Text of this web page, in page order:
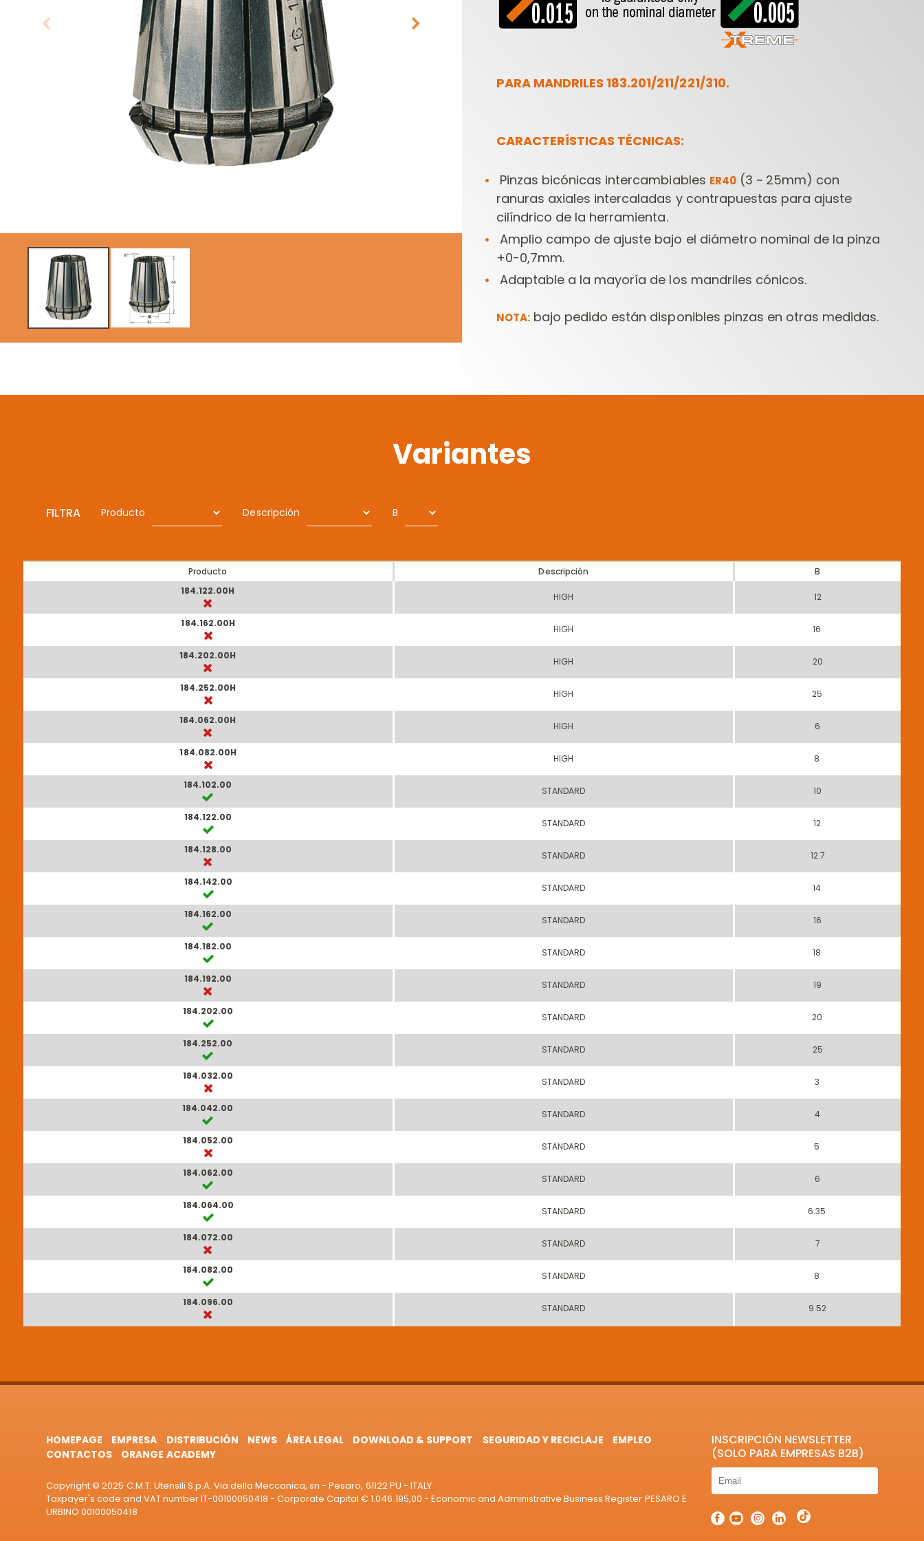
SIERRAS CIRCULARES
HOJAS DE SIERRAS
SABLES
ESTUCHES DE
FRESADORAS
FRESAS
FRESADORAS
TALADRADORAS
PARA MANDRILES 183.201/211/221/310.
CARACTERÍSTICAS TÉCNICAS:
Pinzas bicónicas intercambiables ER40(3 ~ 25mm) con
ranuras axiales intercaladas y contrapuestas para ajuste
cilíndrico de la herramienta.
Amplio campo de ajuste bajo el diámetro nominal de la pinza
+0-0,7mm.
Adaptable a la mayoría de los mandriles cónicos.
NOTA: bajo pedido están disponibles pinzas en otras medidas.
Variantes
FILTRA Producto Descripción B
Producto Descripción
B
184.122.00H
HIGH 12
184.162.00H
HIGH 16
184.202.00H
HIGH 20
184.252.00H
HIGH 25
184.062.00H
HIGH 6
184.082.00H
HIGH 8
184.102.00
STANDARD 10
184.122.00
STANDARD 12
184.128.00
STANDARD 12.7
184.142.00
STANDARD 14
184.162.00
STANDARD 16
184.182.00
STANDARD 18
184.192.00
STANDARD 19
184.202.00
STANDARD 20
184.252.00
STANDARD 25
184.032.00
STANDARD 3
184.042.00
STANDARD 4
184.052.00
STANDARD 5
184.062.00
STANDARD 6
184.064.00
STANDARD 6.35
184.072.00
STANDARD 7
184.082.00
STANDARD 8
184.096.00
STANDARD 9.52
HOMEPAGE EMPRESA DISTRIBUCIÓN NEWS ÁREA LEGAL DOWNLOAD & SUPPORT SEGURIDAD Y RECICLAJE
EMPLEO
CONTACTOS
ORANGE ACADEMY
Copyright © 2025 C.M.T. Utensili S.p.A. Via della Meccanica, sn - Pesaro, 61122 PU - ITALY
Taxpayer's code and VAT number IT-00100050418 - Corporate Capital € 1.046.195,00 - Economic and Administrative Business Register PESARO E
URBINO 00100050418
INSCRIPCIÓN NEWSLETTER
(SOLO PARA EMPRESAS B2B)